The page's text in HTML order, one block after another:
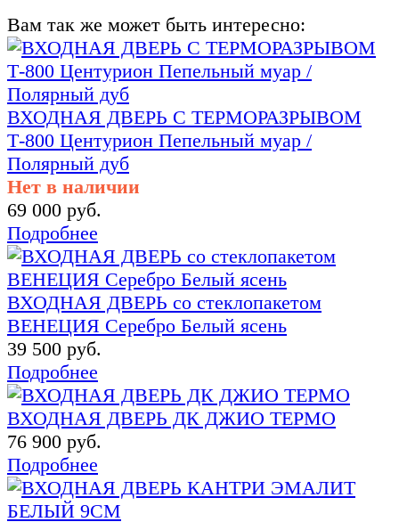
Вам так же может быть интересно:
ВХОДНАЯ ДВЕРЬ С ТЕРМОРАЗРЫВОМ
Т-800 Центурион Пепельный муар /
Полярный дуб
Нет в наличии
69 000 руб.
Подробнее
ВХОДНАЯ ДВЕРЬ со стеклопакетом
ВЕНЕЦИЯ Серебро Белый ясень
39 500 руб.
Подробнее
ВХОДНАЯ ДВЕРЬ ДК ДЖИО ТЕРМО
76 900 руб.
Подробнее